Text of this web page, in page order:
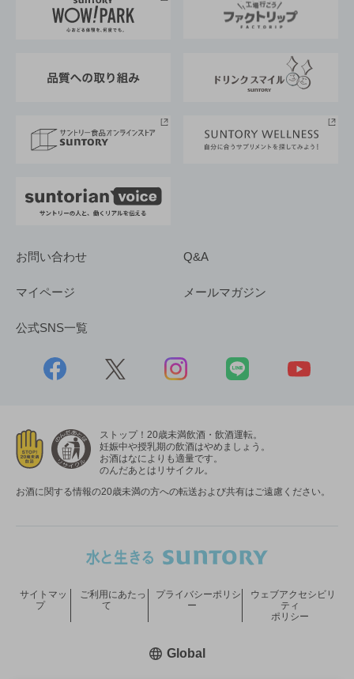
地域情報
サントリーサンバーズ大阪
サントリーが考えるサステナビリティ経営
企業概要
採用情報
お問い合わせ Q&A
マイページ メールマガジン
公式SNS一覧
ストップ！20歳未満飲酒・飲酒運転。
妊娠中や授乳期の飲酒はやめましょう。
お酒はなによりも適量です。
のんだあとはリサイクル。
お酒に関する情報の20歳未満の方への転送および共有はご遠慮ください。
サイトマッ
プ
ご利用にあたっ
て
プライバシーポリシ
ー
ウェブアクセシビリ
ティ
ポリシー
Global新しいウィンドウで開く